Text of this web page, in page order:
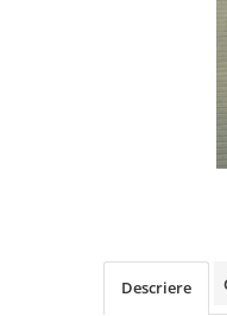
Plante de iarna
Descriere